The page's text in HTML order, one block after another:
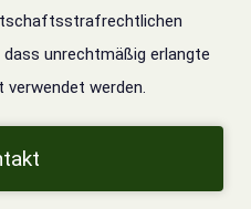
unrechtmäßig erlangte
werden.